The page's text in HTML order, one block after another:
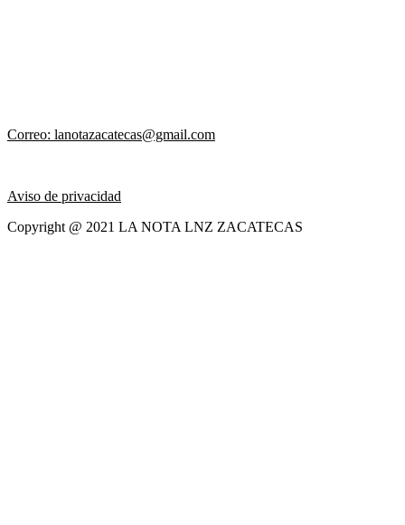
Correo: lanotazacatecas@gmail.com
Aviso de privacidad
Copyright @ 2021 LA NOTA LNZ ZACATECAS